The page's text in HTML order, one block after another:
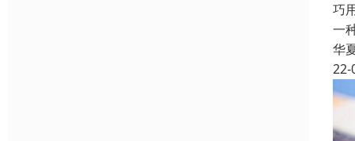
巧
一
华
22-